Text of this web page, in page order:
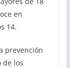
en
14.
prevención
de los